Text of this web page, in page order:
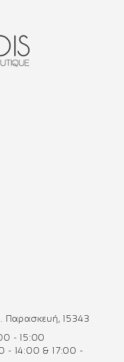
Παρασκευή, 15343
- 15:00
- 14:00 & 17:00 -